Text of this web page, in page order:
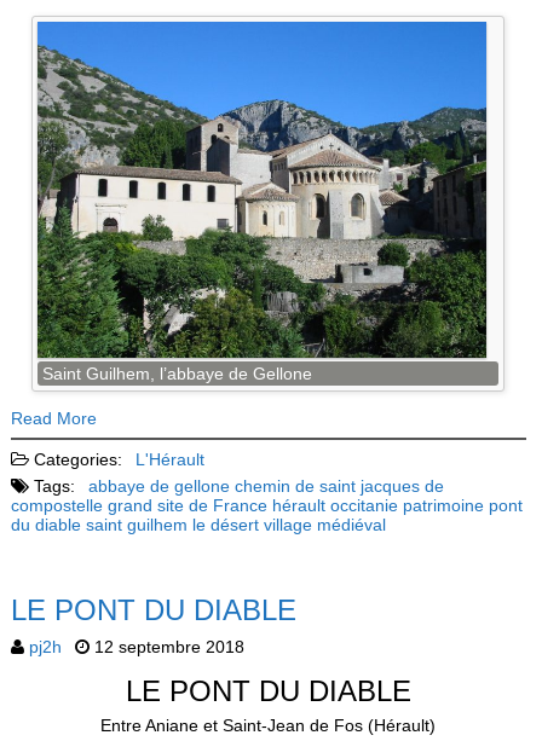
Saint Guilhem, l’abbaye de Gellone
Read More
Categories:
L'Hérault
Tags:
abbaye de gellone chemin de saint jacques de
compostelle grand site de France hérault occitanie patrimoine pont
du diable saint guilhem le désert village médiéval
LE PONT DU DIABLE
pj2h 12 septembre 2018
LE PONT DU DIABLE
Entre Aniane et Saint-Jean de Fos (Hérault)